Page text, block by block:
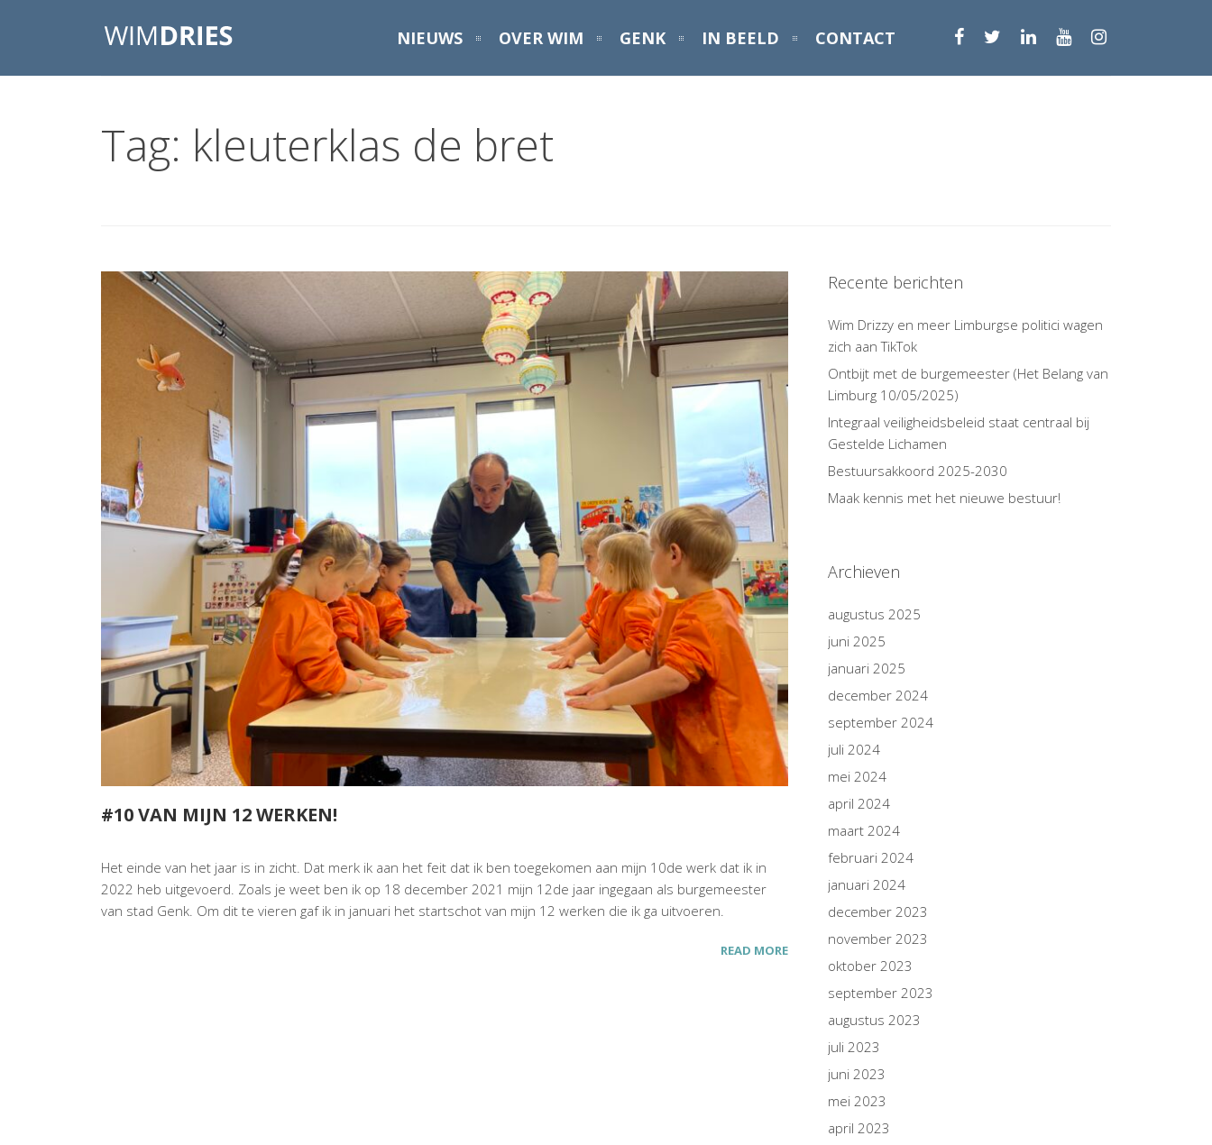
NIEUWS OVER WIM GENK IN BEELD CONTACT
Tag: kleuterklas de bret
#10 VAN MIJN 12 WERKEN!
Het einde van het jaar is in zicht. Dat merk ik aan het feit dat ik ben toegekomen aan mijn 10de werk dat ik in
2022 heb uitgevoerd. Zoals je weet ben ik op 18 december 2021 mijn 12de jaar ingegaan als burgemeester
van stad Genk. Om dit te vieren gaf ik in januari het startschot van mijn 12 werken die ik ga uitvoeren.
READ MORE
Recente berichten
Wim Drizzy en meer Limburgse politici wagen
zich aan TikTok
Ontbijt met de burgemeester (Het Belang van
Limburg 10/05/2025)
Integraal veiligheidsbeleid staat centraal bij
Gestelde Lichamen
Bestuursakkoord 2025-2030
Maak kennis met het nieuwe bestuur!
Archieven
augustus 2025
juni 2025
januari 2025
december 2024
september 2024
juli 2024
mei 2024
april 2024
maart 2024
februari 2024
januari 2024
december 2023
november 2023
oktober 2023
september 2023
augustus 2023
juli 2023
juni 2023
mei 2023
april 2023